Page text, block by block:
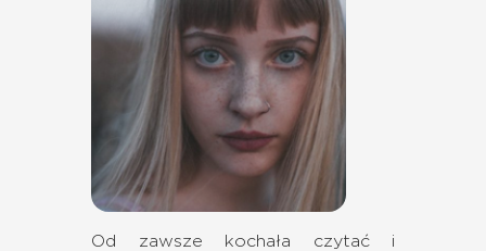
Od zawsze kochała czytać i